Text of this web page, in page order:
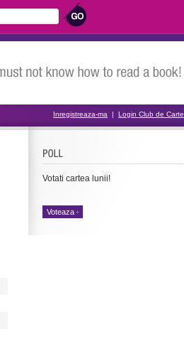
Inregistreaza-ma | Login Club de Carte
Votati cartea lunii!